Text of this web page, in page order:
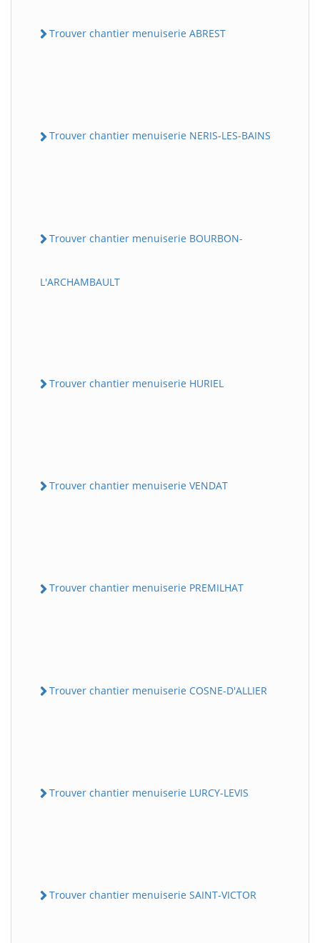
Trouver chantier menuiserie ABREST
Trouver chantier menuiserie NERIS-LES-BAINS
Trouver chantier menuiserie BOURBON-
L'ARCHAMBAULT
Trouver chantier menuiserie HURIEL
Trouver chantier menuiserie VENDAT
Trouver chantier menuiserie PREMILHAT
Trouver chantier menuiserie COSNE-D'ALLIER
Trouver chantier menuiserie LURCY-LEVIS
Trouver chantier menuiserie SAINT-VICTOR